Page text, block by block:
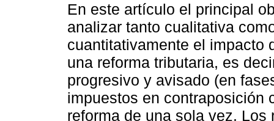
En este artículo el principal
analizar tanto cualitativa
cuantitativamente el impacto
una reforma tributaria, es
progresivo y avisado (en
impuestos en contraposición
reforma de una sola vez. Los